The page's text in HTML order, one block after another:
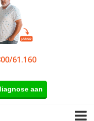
61.160
aan